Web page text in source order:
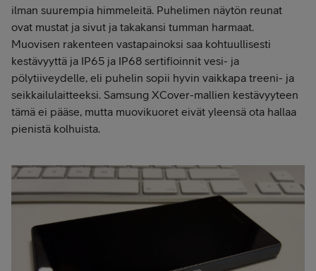
ilman suurempia himmeleitä. Puhelimen näytön reunat
ovat mustat ja sivut ja takakansi tumman harmaat.
Muovisen rakenteen vastapainoksi saa kohtuullisesti
kestävyyttä ja IP65 ja IP68 sertifioinnit vesi- ja
pölytiiveydelle, eli puhelin sopii hyvin vaikkapa treeni- ja
seikkailulaitteeksi. Samsung XCover-mallien kestävyyteen
tämä ei pääse, mutta muovikuoret eivät yleensä ota hallaa
pienistä kolhuista.